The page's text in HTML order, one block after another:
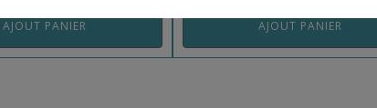
AJOUT PANIER AJOUT PANIER